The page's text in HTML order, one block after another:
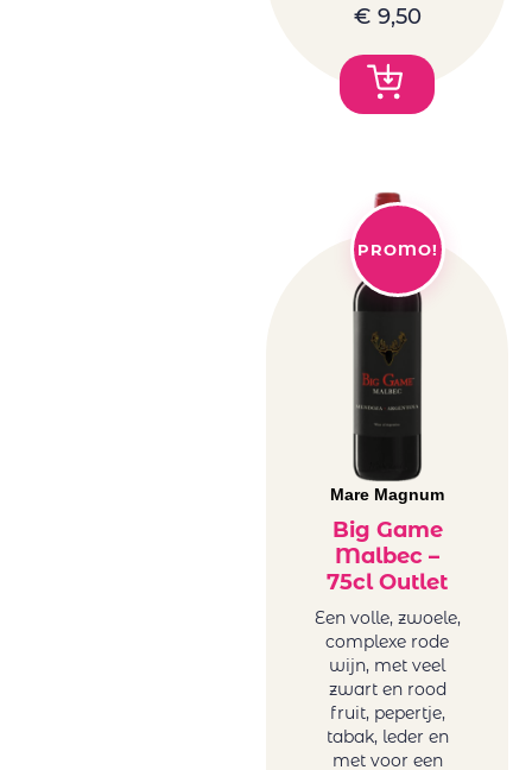
€ 9,50
PROMO!
Mare Magnum
Big Game
Malbec –
75cl Outlet
Een volle, zwoele,
complexe rode
wijn, met veel
zwart en rood
fruit, pepertje,
tabak, leder en
met voor een